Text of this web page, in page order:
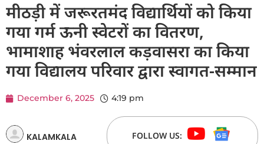
मीठड़ी में जरूरतमंद विद्यार्थियों को किया
गया गर्म ऊनी स्वेटरों का वितरण,
भामाशाह भंवरलाल कड़वासरा का किया
गया विद्यालय परिवार द्वारा स्वागत-सम्मान
December 6, 2025 4:19 pm
KALAMKALA FOLLOW US: